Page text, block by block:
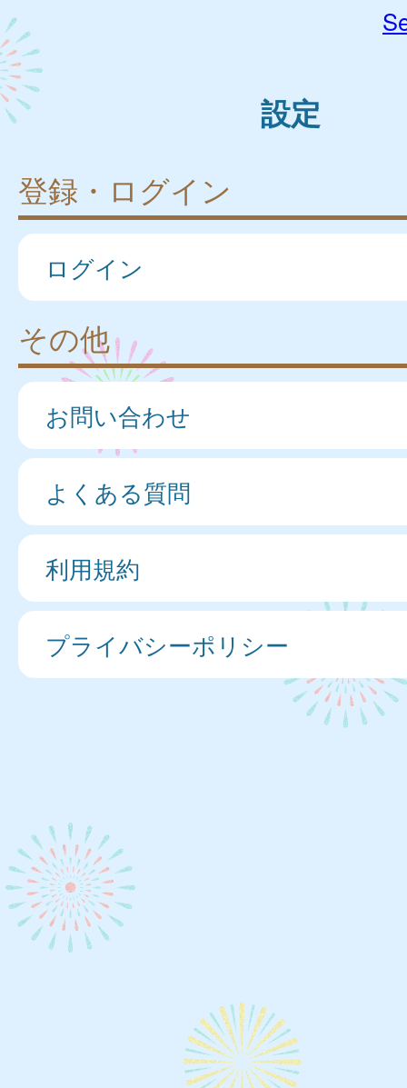
設定
登録・ログイン
ログイン
その他
お問い合わせ
よくある質問
利用規約
プライバシーポリシー